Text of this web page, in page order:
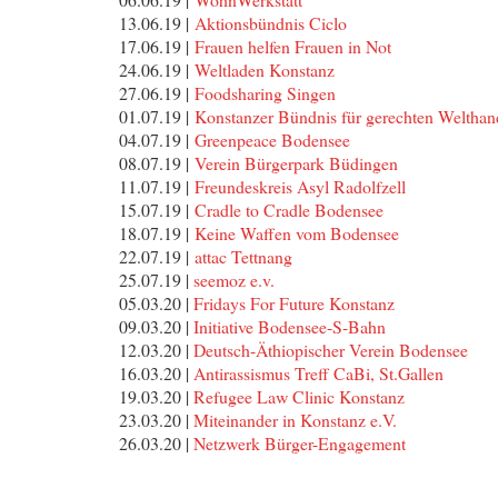
13.06.19 | Aktionsbündnis Ciclo
17.06.19 | Frauen helfen Frauen in Not
24.06.19 | Weltladen Konstanz
27.06.19 | Foodsharing Singen
01.07.19 | Konstanzer Bündnis für gerechten
04.07.19 | Greenpeace Bodensee
08.07.19 | Verein Bürgerpark Büdingen
11.07.19 | Freundeskreis Asyl Radolfzell
15.07.19 | Cradle to Cradle Bodensee
18.07.19 | Keine Waffen vom Bodensee
22.07.19 | attac Tettnang
25.07.19 | seemoz e.v.
05.03.20 | Fridays For Future Konstanz
09.03.20 | Initiative Bodensee-S-Bahn
12.03.20 | Deutsch-Äthiopischer Verein Bodensee
16.03.20 | Antirassismus Treff CaBi, St.Gallen
19.03.20 | Refugee Law Clinic Konstanz
23.03.20 | Miteinander in Konstanz e.V.
26.03.20 | Netzwerk Bürger-Engagement